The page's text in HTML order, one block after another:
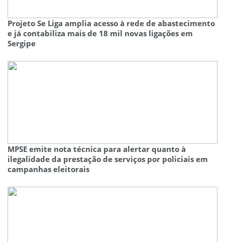
Projeto Se Liga amplia acesso à rede de abastecimento
e já contabiliza mais de 18 mil novas ligações em
Sergipe
MPSE emite nota técnica para alertar quanto à
ilegalidade da prestação de serviços por policiais em
campanhas eleitorais